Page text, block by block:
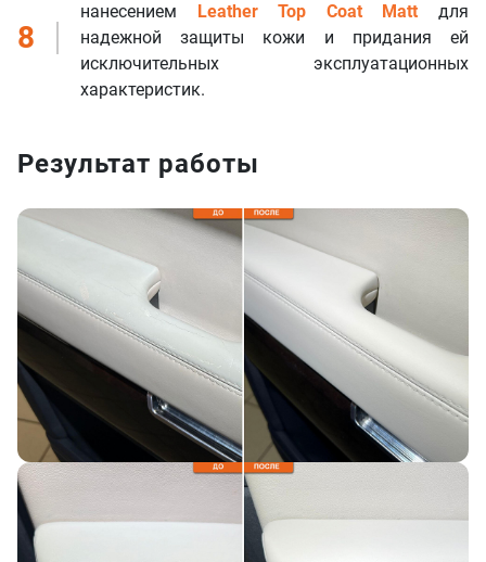
8
нанесением
Leather Top Coat Matt для
надежной защиты кожи и придания ей
исключительных эксплуатационных
характеристик.
Результат работы